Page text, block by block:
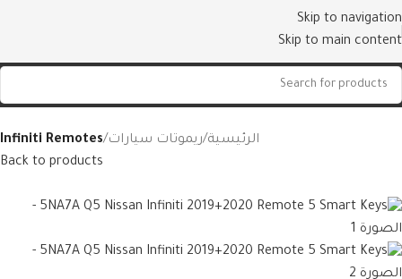
Skip to navigation
Skip to main content
الرئيسية ريموتات سيارات Infiniti Remotes
Back to products